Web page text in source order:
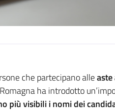
che partecipano alle
ha introdotto
più visibili i nomi dei